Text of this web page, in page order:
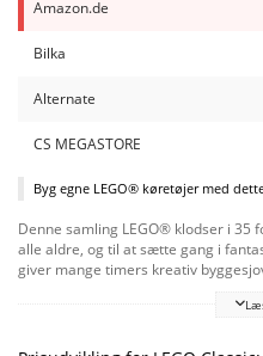
Amazon.de
Bilka
Alternate
CS MEGASTORE
Byg egne LEGO® køretøjer med
Denne samling LEGO® klodser i 35
alle aldre, og til at sætte gang i
giver mange timers kreativ
eksisterende LEGO samling, og